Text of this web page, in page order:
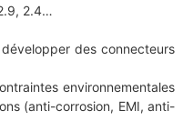
2.4…
des connecteurs
environnementales
(anti-corrosion, EMI, anti-